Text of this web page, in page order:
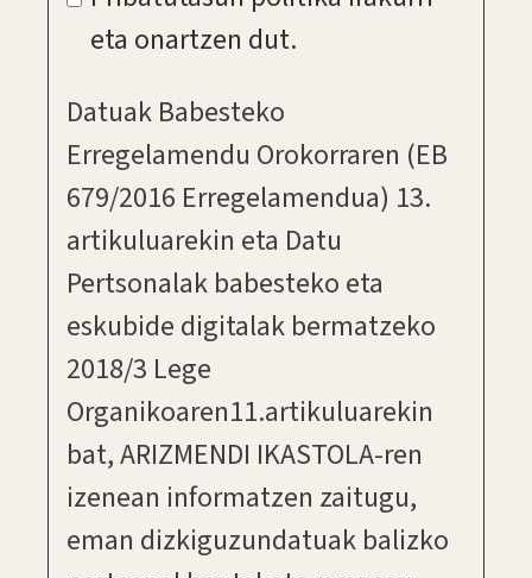
eta onartzen dut.
Datuak Babesteko
Erregelamendu Orokorraren (EB
679/2016 Erregelamendua) 13.
artikuluarekin eta Datu
Pertsonalak babesteko eta
eskubide digitalak bermatzeko
2018/3 Lege
Organikoaren11.artikuluarekin
bat, ARIZMENDI IKASTOLA-ren
izenean informatzen zaitugu,
eman dizkiguzundatuak balizko